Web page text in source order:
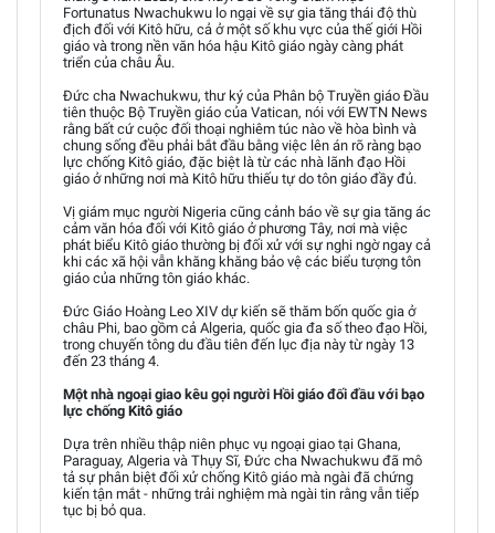
Fortunatus Nwachukwu lo ngại về sự gia tăng thái độ thù
địch đối với Kitô hữu, cả ở một số khu vực của thế giới Hồi
giáo và trong nền văn hóa hậu Kitô giáo ngày càng phát
triển của châu Âu.
Đức cha Nwachukwu, thư ký của Phân bộ Truyền giáo Đầu
tiên thuộc Bộ Truyền giáo của Vatican, nói với EWTN News
rằng bất cứ cuộc đối thoại nghiêm túc nào về hòa bình và
chung sống đều phải bắt đầu bằng việc lên án rõ ràng bạo
lực chống Kitô giáo, đặc biệt là từ các nhà lãnh đạo Hồi
giáo ở những nơi mà Kitô hữu thiếu tự do tôn giáo đầy đủ.
Vị giám mục người Nigeria cũng cảnh báo về sự gia tăng ác
cảm văn hóa đối với Kitô giáo ở phương Tây, nơi mà việc
phát biểu Kitô giáo thường bị đối xử với sự nghi ngờ ngay cả
khi các xã hội vẫn khăng khăng bảo vệ các biểu tượng tôn
giáo của những tôn giáo khác.
Đức Giáo Hoàng Leo XIV dự kiến sẽ thăm bốn quốc gia ở
châu Phi, bao gồm cả Algeria, quốc gia đa số theo đạo Hồi,
trong chuyến tông du đầu tiên đến lục địa này từ ngày 13
đến 23 tháng 4.
Một nhà ngoại giao kêu gọi người Hồi giáo đối đầu với bạo
lực chống Kitô giáo
Dựa trên nhiều thập niên phục vụ ngoại giao tại Ghana,
Paraguay, Algeria và Thụy Sĩ, Đức cha Nwachukwu đã mô
tả sự phân biệt đối xử chống Kitô giáo mà ngài đã chứng
kiến tận mắt - những trải nghiệm mà ngài tin rằng vẫn tiếp
tục bị bỏ qua.